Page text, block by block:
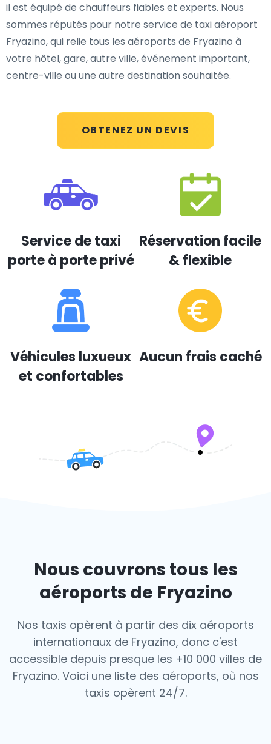
OBTENEZ UN DEVIS
il est équipé de chauffeurs fiables et experts. Nous
sommes réputés pour notre service de taxi aéroport
Fryazino, qui relie tous les aéroports de Fryazino à
votre hôtel, gare, autre ville, événement important,
centre-ville ou une autre destination souhaitée.
Service de taxi
porte à porte privé
Réservation facile
& flexible
Véhicules luxueux
et confortables
Aucun frais caché
Nous couvrons tous les
aéroports de Fryazino
Nos taxis opèrent à partir des dix aéroports
internationaux de Fryazino, donc c'est
accessible depuis presque les +10 000 villes de
Fryazino. Voici une liste des aéroports, où nos
taxis opèrent 24/7.